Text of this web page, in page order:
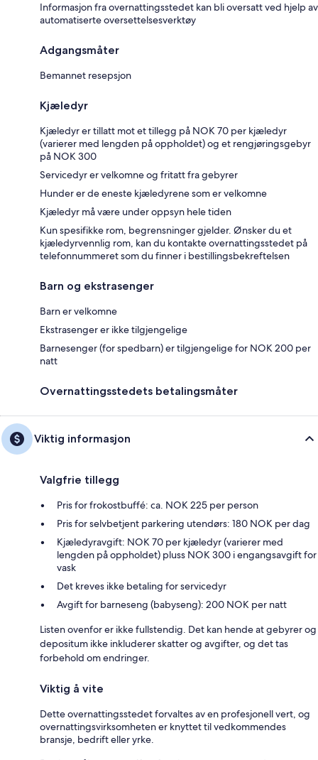
Informasjon fra overnattingsstedet kan bli oversatt ved hjelp av
automatiserte oversettelsesverktøy
Adgangsmåter
Bemannet resepsjon
Kjæledyr
Kjæledyr er tillatt mot et tillegg på NOK 70 per kjæledyr
(varierer med lengden på oppholdet) og et rengjøringsgebyr
på NOK 300
Servicedyr er velkomne og fritatt fra gebyrer
Hunder er de eneste kjæledyrene som er velkomne
Kjæledyr må være under oppsyn hele tiden
Kun spesifikke rom, begrensninger gjelder. Ønsker du et
kjæledyrvennlig rom, kan du kontakte overnattingsstedet på
telefonnummeret som du finner i bestillingsbekreftelsen
Barn og ekstrasenger
Barn er velkomne
Ekstrasenger er ikke tilgjengelige
Barnesenger (for spedbarn) er tilgjengelige for NOK 200 per
natt
Overnattingsstedets betalingsmåter
Viktig informasjon
Valgfrie tillegg
Pris for frokostbuffé: ca. NOK 225 per person
Pris for selvbetjent parkering utendørs: 180 NOK per dag
Kjæledyravgift: NOK 70 per kjæledyr (varierer med
lengden på oppholdet) pluss NOK 300 i engangsavgift for
vask
Det kreves ikke betaling for servicedyr
Avgift for barneseng (babyseng): 200 NOK per natt
Listen ovenfor er ikke fullstendig. Det kan hende at gebyrer og
depositum ikke inkluderer skatter og avgifter, og det tas
forbehold om endringer.
Viktig å vite
Dette overnattingsstedet forvaltes av en profesjonell vert, og
overnattingsvirksomheten er knyttet til vedkommendes
bransje, bedrift eller yrke.